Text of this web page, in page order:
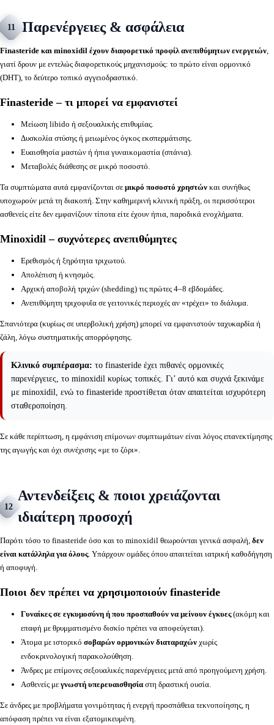
11 Παρενέργειες & ασφάλεια
Finasteride και minoxidil έχουν διαφορετικό προφίλ ανεπιθύμητων ενεργειών,
γιατί δρουν με εντελώς διαφορετικούς μηχανισμούς: το πρώτο είναι ορμονικό
(DHT), το δεύτερο τοπικό αγγειοδραστικό.
Finasteride – τι μπορεί να εμφανιστεί
Μείωση libido ή σεξουαλικής επιθυμίας.
Δυσκολία στύσης ή μειωμένος όγκος εκσπερμάτισης.
Ευαισθησία μαστών ή ήπια γυναικομαστία (σπάνια).
Μεταβολές διάθεσης σε μικρό ποσοστό.
Τα συμπτώματα αυτά εμφανίζονται σε μικρό ποσοστό χρηστών και συνήθως
υποχωρούν μετά τη διακοπή. Στην καθημερινή κλινική πράξη, οι περισσότεροι
ασθενείς είτε δεν εμφανίζουν τίποτα είτε έχουν ήπια, παροδικά ενοχλήματα.
Minoxidil – συχνότερες ανεπιθύμητες
Ερεθισμός ή ξηρότητα τριχωτού.
Απολέπιση ή κνησμός.
Αρχική αποβολή τριχών (shedding) τις πρώτες 4–8 εβδομάδες.
Ανεπιθύμητη τριχοφυΐα σε γειτονικές περιοχές αν «τρέχει» το διάλυμα.
Σπανιότερα (κυρίως σε υπερβολική χρήση) μπορεί να εμφανιστούν ταχυκαρδία ή
ζάλη, λόγω συστηματικής απορρόφησης.
Κλινικό συμπέρασμα: το finasteride έχει πιθανές ορμονικές
παρενέργειες, το minoxidil κυρίως τοπικές. Γι’ αυτό και συχνά ξεκινάμε
με minoxidil, ενώ το finasteride προστίθεται όταν απαιτείται ισχυρότερη
σταθεροποίηση.
Σε κάθε περίπτωση, η εμφάνιση επίμονων συμπτωμάτων είναι λόγος επανεκτίμησης
της αγωγής και όχι συνέχισης «με το ζόρι».
12
Αντενδείξεις & ποιοι χρειάζονται
ιδιαίτερη προσοχή
Παρότι τόσο το finasteride όσο και το minoxidil θεωρούνται γενικά ασφαλή, δεν
είναι κατάλληλα για όλους. Υπάρχουν ομάδες όπου απαιτείται ιατρική καθοδήγηση
ή αποφυγή.
Ποιοι δεν πρέπει να χρησιμοποιούν finasteride
Γυναίκες σε εγκυμοσύνη ή που προσπαθούν να μείνουν έγκυες(ακόμη και
επαφή με θρυμματισμένο δισκίο πρέπει να αποφεύγεται).
Άτομα με ιστορικό σοβαρών ορμονικών διαταραχώνχωρίς
ενδοκρινολογική παρακολούθηση.
Άνδρες με επίμονες σεξουαλικές παρενέργειες μετά από προηγούμενη χρήση.
Ασθενείς με γνωστή υπερευαισθησίαστη δραστική ουσία.
Σε άνδρες με προβλήματα γονιμότητας ή ενεργή προσπάθεια τεκνοποίησης, η
απόφαση πρέπει να είναι εξατομικευμένη.